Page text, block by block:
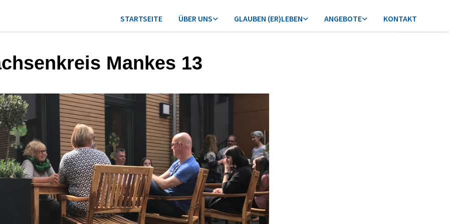
STARTSEITE ÜBER UNS GLAUBEN (ER)LEBEN ANGEBOTE KONTAKT
Mankes 13